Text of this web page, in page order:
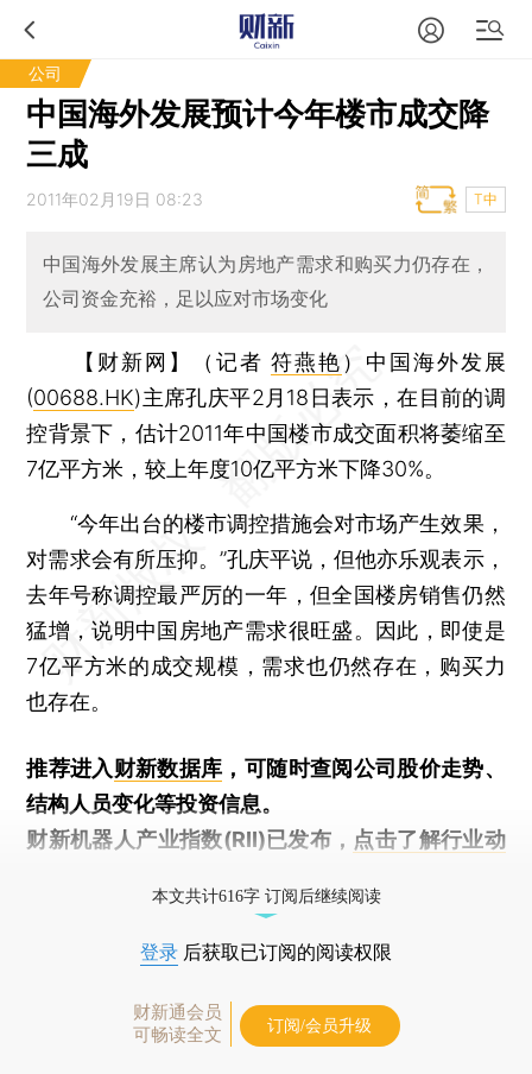
公司
中国海外发展预计今年楼市成交降
三成
2011年02月19日 08:23 T中
中国海外发展主席认为房地产需求和购买力仍存在，
公司资金充裕，足以应对市场变化
【财新网】（记者符燕艳） 中国海外发展
(00688.HK)主席孔庆平2月18日表示，在目前的调
控背景下，估计2011年中国楼市成交面积将萎缩至
7亿平方米，较上年度10亿平方米下降30%。
“今年出台的楼市调控措施会对市场产生效果，
对需求会有所压抑。”孔庆平说，但他亦乐观表示，
去年号称调控最严厉的一年，但全国楼房销售仍然
猛增，说明中国房地产需求很旺盛。因此，即使是
7亿平方米的成交规模，需求也仍然存在，购买力
也存在。
推荐进入财新数据库 ，可随时查阅公司股价走势、
结构人员变化等投资信息。
财新机器人产业指数(RII)已发布， 点击了解行业动
本文共计616字 订阅后继续阅读
登录 后获取已订阅的阅读权限
财新通会员
可畅读全文
订阅/会员升级